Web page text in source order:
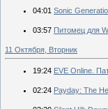
04:01 Sonic
03:57 Питомец для
11 Октября, Вторник
19:24 EVE Online.
02:24 Payday: The